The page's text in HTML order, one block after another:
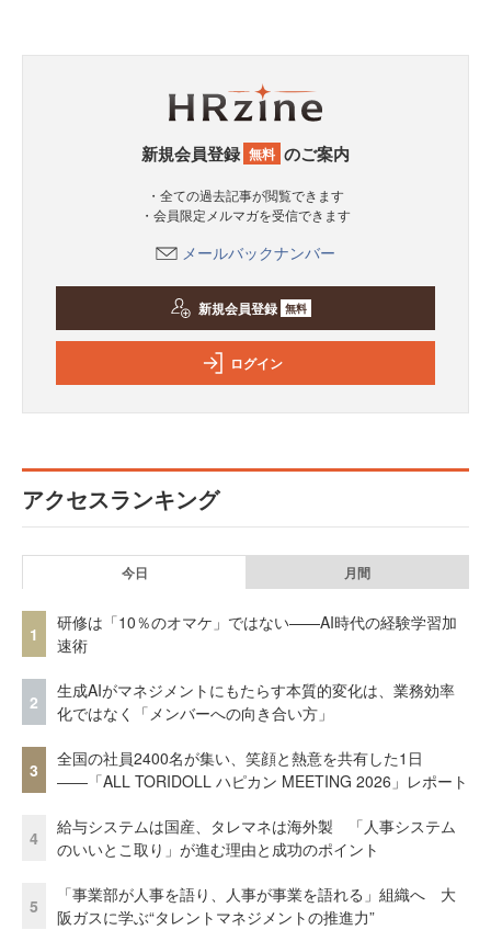
新規会員登録 無料 のご案内
・全ての過去記事が閲覧できます
・会員限定メルマガを受信できます
メールバックナンバー
新規会員登録 無料
ログイン
アクセスランキング
今日 月間
1
研修は「10％のオマケ」ではない——AI時代の経験学習加
速術
2
生成AIがマネジメントにもたらす本質的変化は、業務効率
化ではなく「メンバーへの向き合い方」
3
全国の社員2400名が集い、笑顔と熱意を共有した1日
――「ALL TORIDOLL ハピカン MEETING 2026」レポート
4
給与システムは国産、タレマネは海外製 「人事システム
のいいとこ取り」が進む理由と成功のポイント
5
「事業部が人事を語り、人事が事業を語れる」組織へ 大
阪ガスに学ぶ“タレントマネジメントの推進力”